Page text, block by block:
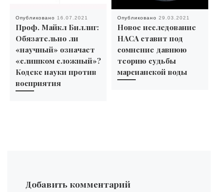
Опубликовано 16.07.2021
Проф. Майкл Биллиг:
Обязательно ли
«научный» означает
«слишком сложный»?
Кодекс науки против
восприятия
Опубликовано 29.03.2021
Новое исследование
НАСА ставит под
сомнение давнюю
теорию судьбы
марсианской воды
Добавить комментарий